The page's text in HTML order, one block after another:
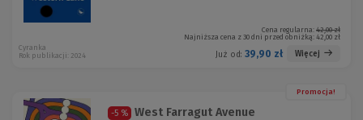
Cena regularna: 42,00 zł
Najniższa cena z 30 dni przed obniżką: 42,00 zł
Już od: 39,90 zł Więcej
Cyranka
Rok publikacji: 2024
Promocja!
-5 % West Farragut Avenue